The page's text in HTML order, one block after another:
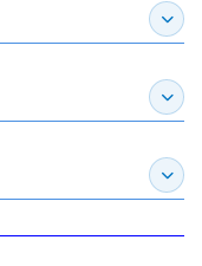
展開
展開
展開